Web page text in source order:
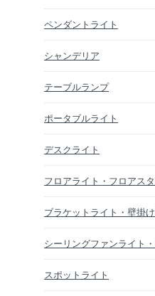
ペンダントライト
シャンデリア
テーブルランプ
ポータブルライト
デスクライト
フロアライト・フロアス
ブラケットライト・壁掛
シーリングファンライト
スポットライト